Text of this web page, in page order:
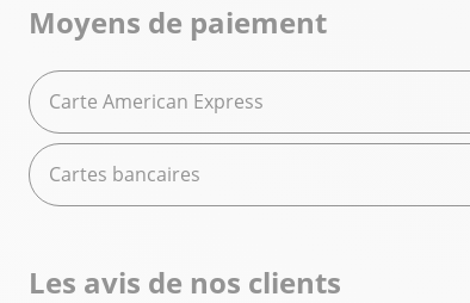
Moyens de paiement
Carte American Express
Cartes bancaires
Les avis de nos clients